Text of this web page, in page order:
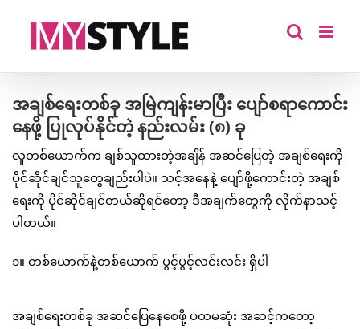
အချစ်ရေးတစ်ခု အမြဲကျန်းမာပြီး ပျော်စရာကောင်း
နေဖို့ ပြုလုပ်နိုင်တဲ့ နည်းလမ်း (၈) ခု
လူတစ်ယောက်က ချစ်သူထားတဲ့အချိန် အဆင်ပြေတဲ့ အချစ်ရေးကို
ပိုင်ဆိုင်ချင်သူတွေချည်းပါပဲ။ သင့်အနေနဲ့ ပျော်ဖို့ကောင်းတဲ့ အချစ်
ရေးကို ပိုင်ဆိုင်ချင်တယ်ဆိုရင်တော့ ဒီအချက်တွေကို လိုက်နာသင့်
ပါတယ်။
၁။ တစ်ယောက်နဲ့တစ်ယောက် ပွင့်ပွင့်လင်းလင်း ရှိပါ
အချစ်ရေးတစ်ခု အဆင်ပြေနေစေဖို့ ပထမဆုံး အဆင့်ကတော့